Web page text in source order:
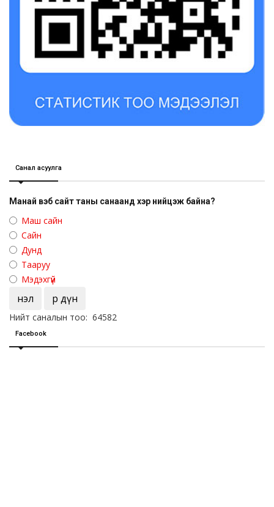
Санал асуулга
Манай вэб сайт таны санаанд хэр нийцэж байна?
Маш сайн
Сайн
Дунд
Тааруу
Мэдэхгүй
Үнэл Үр дүн
Нийт саналын тоо: 64582
Facebook